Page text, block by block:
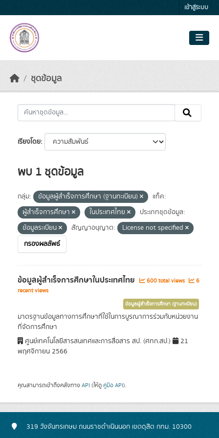
เข้าสู่ระบบ
ชุดข้อมูล
เรียงโดย
พบ 1 ชุดข้อมูล
กลุ่ม: ข้อมูลผู้สำเร็จการศึกษา (ฐานทะเบียน)
แท็ค:
ผู้สำเร็จการศึกษา
ในประเทศไทย
ประเภทชุดข้อมูล:
ข้อมูลระเบียน
สัญญาอนุญาต:
License not specified
กรองผลลัพธ์
ข้อมูลผู้สำเร็จการศึกษาในประเทศไทย 600 total views
6
recent views
ข้อมูลผู้สำเร็จการศึกษา (ฐานทะเบียน)
มาตรฐานข้อมูลทางการศึกษาที่ใช้ในการบูรณาการร่วมกับหน่วยงาน
ที่จัดการศึกษา
ศูนย์เทคโนโลยีสารสนเทศและการสื่อสาร สป. (ศทก.สป.)
21
พฤศจิกายน 2566
คุณสามารถเข้าถึงคลังทาง API (ให้ดู คู่มือ API).
319 วังจันทรเกษม ถนนราชดำเนินนอก เขตดุสิต กทม. 10300